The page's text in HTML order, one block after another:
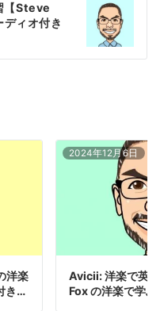
【Steve
ィオ付き
洋楽
き…
2024年12月6日
Avicii: 洋楽で英
Fox の洋楽で学